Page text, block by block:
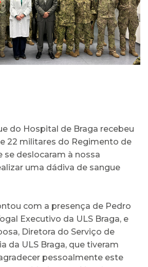
do Hospital de Braga recebeu
22 militares do Regimento de
se deslocaram à nossa
uma dádiva de sangue
com a presença de Pedro
Executivo da ULS Braga, e
Diretora do Serviço de
da ULS Braga, que tiveram
pessoalmente este